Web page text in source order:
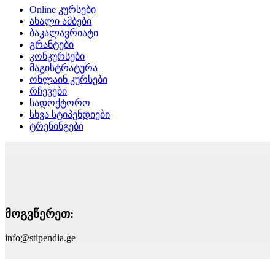
Online კურსები
ახალი ამბები
ბაკალავრიატი
გრანტები
კონკურსები
მაგისტრატურა
ონლაინ კურსები
რჩევები
სადოქტორო
სხვა სტიპენდიები
ტრენინგები
მოგვწერეთ:
info@stipendia.ge